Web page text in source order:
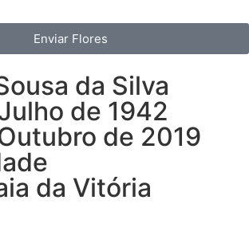
Enviar Flores
da Silva
de 1942
de 2019
da Vitória